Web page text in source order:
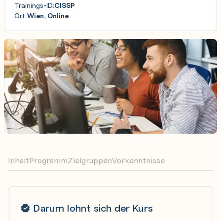
Darum lohnt sich der Kurs
InhaltProgrammZielgruppenVorkenntnisse
Trainings-ID:CISSP
Ort:Wien, Online